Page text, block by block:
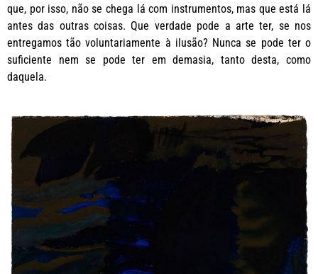
que, por isso, não se chega lá com instrumentos, mas que está lá
antes das outras coisas. Que verdade pode a arte ter, se nos
entregamos tão voluntariamente à ilusão? Nunca se pode ter o
suficiente nem se pode ter em demasia, tanto desta, como
daquela.